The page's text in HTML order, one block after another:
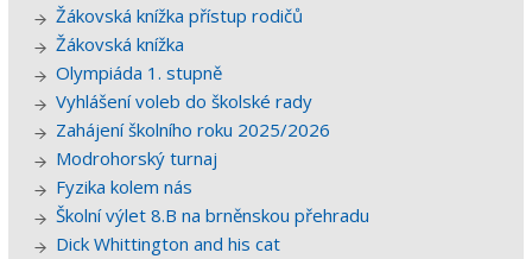
Žákovská knížka přístup rodičů
Žákovská knížka
Olympiáda 1. stupně
Vyhlášení voleb do školské rady
Zahájení školního roku 2025/2026
Modrohorský turnaj
Fyzika kolem nás
Školní výlet 8.B na brněnskou přehradu
Dick Whittington and his cat